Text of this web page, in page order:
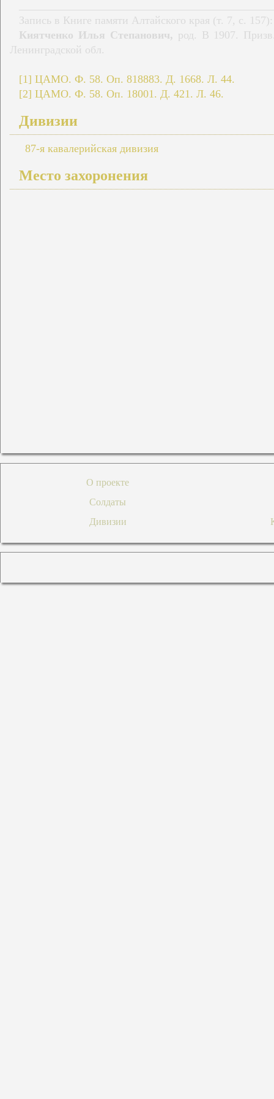
Запись в Книге памяти Алтайского края (т. 7, с. 157):
Киятченко Илья Степанович, род. В 1907.
Ленинградской обл.
[1] ЦАМО. Ф. 58. Оп. 818883. Д. 1668. Л. 44.
[2] ЦАМО. Ф. 58. Оп. 18001. Д. 421. Л. 46.
Дивизии
87-я кавалерийская дивизия
Место захоронения
О проекте
Солдаты
Дивизии